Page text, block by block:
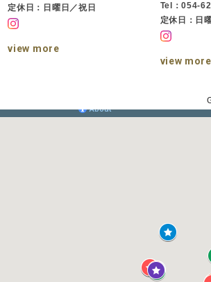
定休日：日曜日／祝日
view more
Tel：054-
定休日：日
view more